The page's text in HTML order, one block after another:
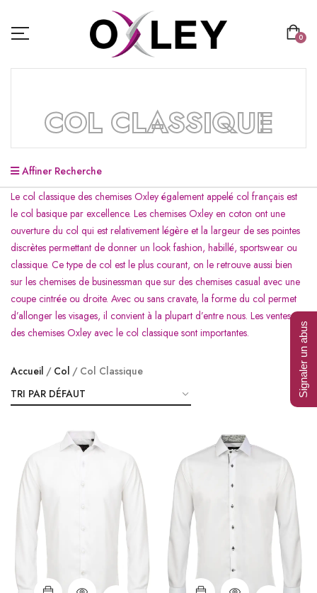
0
COL CLASSIQUE
Affiner Recherche
Le col classique des chemises Oxley également appelé col français est
le col basique par excellence. Les chemises Oxley en coton ont une
ouverture du col qui est relativement légère et la largeur de ses pointes
discrètes permettant de donner un look fashion, habillé, sportswear ou
classique. Ce type de col est le plus courant, on le retrouve aussi bien
sur les chemises de businessman que sur des chemises casual avec une
coupe cintrée ou droite. Avec ou sans cravate, la forme du col permet
d’allonger les visages, il convient à la plupart d’entre nous. Les ventes
des chemises Oxley avec le col classique sont importantes.
Accueil Col Col Classique Signaler un abus